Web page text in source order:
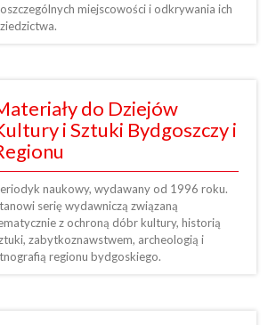
miejscowości i odkrywania ich
do Dziejów
i Sztuki Bydgoszczy i
naukowy, wydawany od 1996 roku.
serię wydawniczą związaną
z ochroną dóbr kultury, historią
zabytkoznawstwem, archeologią i
regionu bydgoskiego.